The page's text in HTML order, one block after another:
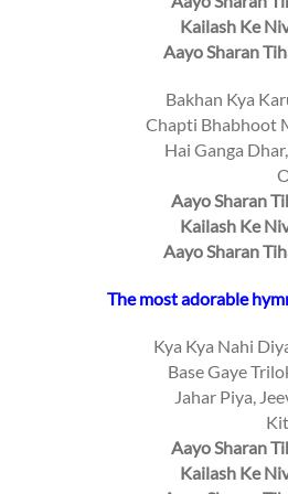
Kailash Ke
Aayo Sharan
Bakhan Kya
Chapti Bhabhoot
Hai Ganga
Aayo Sharan
Kailash Ke
Aayo Sharan
The most adorable
Kya Kya Nahi
Base Gaye
Jahar Piya,
Aayo Sharan
Kailash Ke